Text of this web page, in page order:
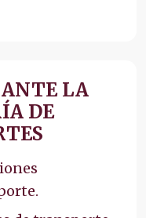
ANTE LA
DE